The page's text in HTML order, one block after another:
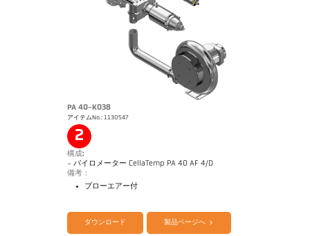
PA 40-K038
アイテムNo.: 1130547
2
構成:
- パイロメーター CellaTemp PA 40 AF 4/D
備考：
ブローエアー付
カタログ CellaTemp PA
ダウンロード 製品ページへ